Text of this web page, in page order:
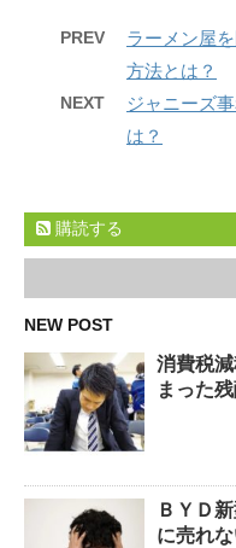
PREV
ラーメン屋
方法とは？
NEXT
ジャニーズ
は？
購読する
NEW POST
消費税
まった
ＢＹＤ
に売れな